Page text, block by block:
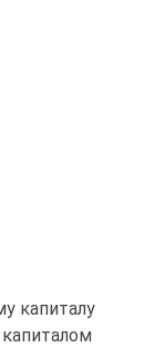
капиталу